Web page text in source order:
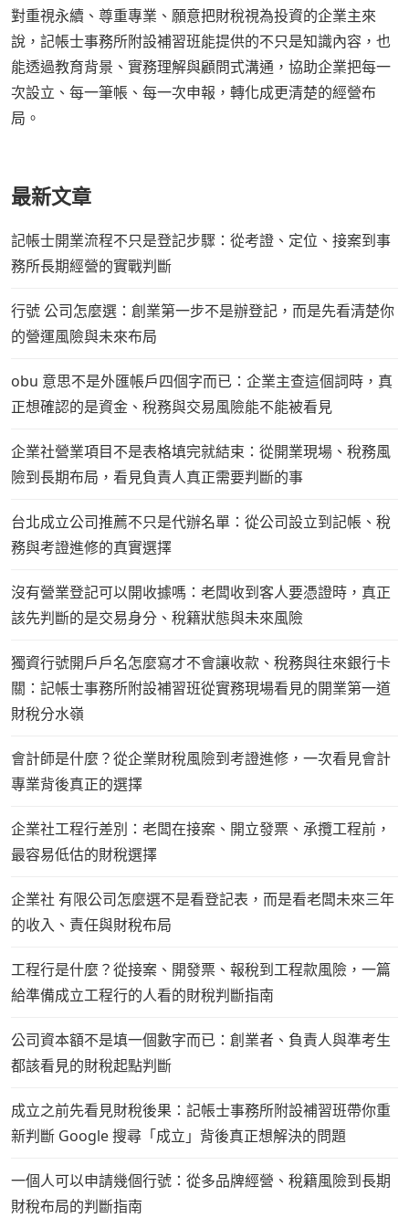
對重視永續、尊重專業、願意把財稅視為投資的企業主來
說，記帳士事務所附設補習班能提供的不只是知識內容，也
能透過教育背景、實務理解與顧問式溝通，協助企業把每一
次設立、每一筆帳、每一次申報，轉化成更清楚的經營布
局。
最新文章
記帳士開業流程不只是登記步驟：從考證、定位、接案到事
務所長期經營的實戰判斷
行號 公司怎麼選：創業第一步不是辦登記，而是先看清楚你
的營運風險與未來布局
obu 意思不是外匯帳戶四個字而已：企業主查這個詞時，真
正想確認的是資金、稅務與交易風險能不能被看見
企業社營業項目不是表格填完就結束：從開業現場、稅務風
險到長期布局，看見負責人真正需要判斷的事
台北成立公司推薦不只是代辦名單：從公司設立到記帳、稅
務與考證進修的真實選擇
沒有營業登記可以開收據嗎：老闆收到客人要憑證時，真正
該先判斷的是交易身分、稅籍狀態與未來風險
獨資行號開戶戶名怎麼寫才不會讓收款、稅務與往來銀行卡
關：記帳士事務所附設補習班從實務現場看見的開業第一道
財稅分水嶺
會計師是什麼？從企業財稅風險到考證進修，一次看見會計
專業背後真正的選擇
企業社工程行差別：老闆在接案、開立發票、承攬工程前，
最容易低估的財稅選擇
企業社 有限公司怎麼選不是看登記表，而是看老闆未來三年
的收入、責任與財稅布局
工程行是什麼？從接案、開發票、報稅到工程款風險，一篇
給準備成立工程行的人看的財稅判斷指南
公司資本額不是填一個數字而已：創業者、負責人與準考生
都該看見的財稅起點判斷
成立之前先看見財稅後果：記帳士事務所附設補習班帶你重
新判斷 Google 搜尋「成立」背後真正想解決的問題
一個人可以申請幾個行號：從多品牌經營、稅籍風險到長期
財稅布局的判斷指南